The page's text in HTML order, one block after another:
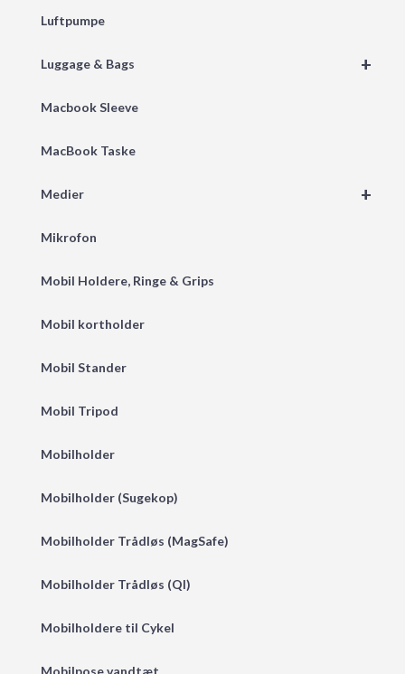
Luftpumpe
+
Luggage & Bags
Macbook Sleeve
MacBook Taske
+
Medier
Mikrofon
Mobil Holdere, Ringe & Grips
Mobil kortholder
Mobil Stander
Mobil Tripod
Mobilholder
Mobilholder (Sugekop)
Mobilholder Trådløs (MagSafe)
Mobilholder Trådløs (QI)
Mobilholdere til Cykel